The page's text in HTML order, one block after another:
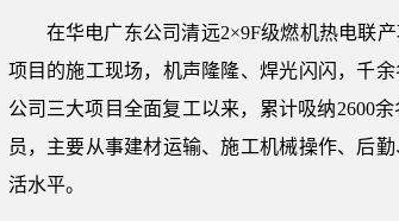
在华电广东公司清远2×9F级燃机热电联
项目的施工现场，机声隆隆、焊光闪闪，千
公司三大项目全面复工以来，累计吸纳2600
员，主要从事建材运输、施工机械操作、后
活水平。